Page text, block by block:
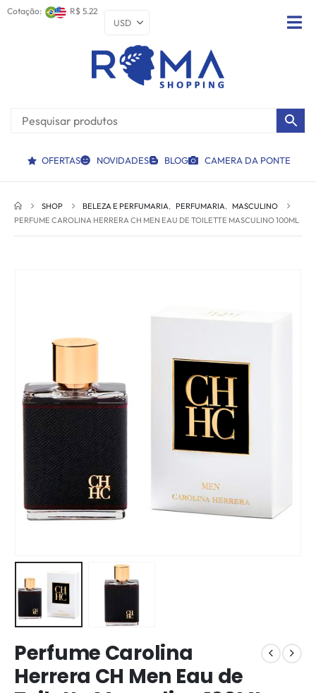
Cotação: R$ 5.22
OFERTAS NOVIDADES BLOG CAMERA DA PONTE
SHOP BELEZA E PERFUMARIA, PERFUMARIA, MASCULINO
PERFUME CAROLINA HERRERA CH MEN EAU DE TOILETTE MASCULINO 100ML
Perfume Carolina
Herrera CH Men Eau de